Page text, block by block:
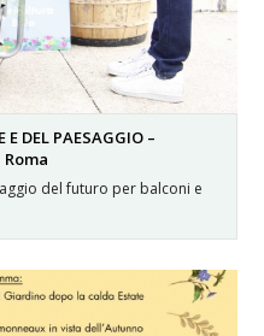
DEL PAESAGGIO –
del futuro per balconi e